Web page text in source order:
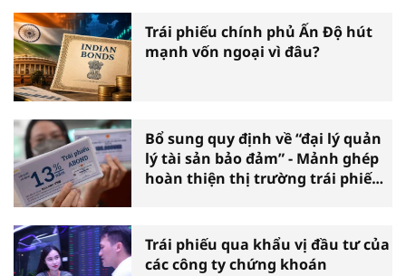
Trái phiếu chính phủ Ấn Độ hút
mạnh vốn ngoại vì đâu?
Bổ sung quy định về “đại lý quản
lý tài sản bảo đảm” - Mảnh ghép
hoàn thiện thị trường trái phiếu
Trái phiếu qua khẩu vị đầu tư của
các công ty chứng khoán